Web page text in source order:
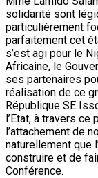
solidarité sont
particulièrement
parfaitement cet
s’est agi pour le
Africaine, le
ses partenaires
réalisation de ce
République SE
l’Etat, à travers
l’attachement de
naturellement que
construire et de
Conférence.